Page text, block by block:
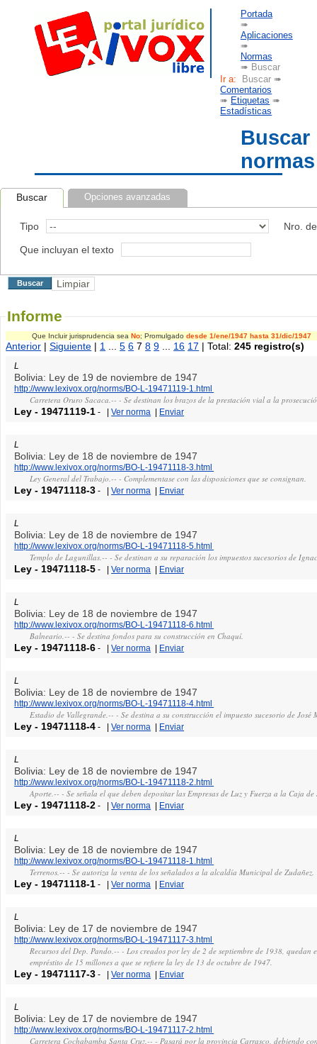
Portada
➠
Aplicaciones
➠
Normas
➠ Buscar
Ir a: Buscar ➠
Comentarios
➠ Etiquetas ➠
Estadísticas
Buscar
normas
Buscar Opciones avanzadas
Tipo Nro.
Que incluyan el texto
Informe
Que Incluir jurisprudencia sea No; Promulgado desde 1/ene/1947 hasta 31/dic/1947
Anterior |Siguiente | 1 ...5 6 78 9 16 17 | Total:245 registro(s)
L
Bolivia: Ley de 19 de noviembre de 1947
http://www.lexivox.org/norms/BO-L-19471119-1.html
Carretera Oruro Sacaca.-- - Se destinan los brazos de la prestación vial a la
Ley - 19471119-1 - |Ver norma | Enviar
L
Bolivia: Ley de 18 de noviembre de 1947
http://www.lexivox.org/norms/BO-L-19471118-3.html
Ley General del Trabajo.-- - Complementase con las disposiciones que se consignan.
Ley - 19471118-3 - |Ver norma | Enviar
L
Bolivia: Ley de 18 de noviembre de 1947
http://www.lexivox.org/norms/BO-L-19471118-5.html
Templo de Lagunillas.-- - Se destinan a su reparación los impuestos sucesorios de
Ley - 19471118-5 - |Ver norma | Enviar
L
Bolivia: Ley de 18 de noviembre de 1947
http://www.lexivox.org/norms/BO-L-19471118-6.html
Balneario.-- - Se destina fondos para su construcción en Chaquí.
Ley - 19471118-6 - |Ver norma | Enviar
L
Bolivia: Ley de 18 de noviembre de 1947
http://www.lexivox.org/norms/BO-L-19471118-4.html
Estadio de Vallegrande.-- - Se destina a su construcción el impuesto sucesorio de José
Ley - 19471118-4 - |Ver norma | Enviar
L
Bolivia: Ley de 18 de noviembre de 1947
http://www.lexivox.org/norms/BO-L-19471118-2.html
Aporte.-- - Se señala el que deben depositar las Empresas de Luz y Fuerza a la Caja
Ley - 19471118-2 - |Ver norma | Enviar
L
Bolivia: Ley de 18 de noviembre de 1947
http://www.lexivox.org/norms/BO-L-19471118-1.html
Terrenos.-- - Se autoriza la venta de los señalados a la alcaldía Municipal de Zudañez.
Ley - 19471118-1 - |Ver norma | Enviar
L
Bolivia: Ley de 17 de noviembre de 1947
http://www.lexivox.org/norms/BO-L-19471117-3.html
Recursos del Dep. Pando.-- - Los creados por ley de 2 de septiembre de 1938,
empréstito de 15 millones a que se refiere la ley de 13 de octubre de 1947.
Ley - 19471117-3 - |Ver norma | Enviar
L
Bolivia: Ley de 17 de noviembre de 1947
http://www.lexivox.org/norms/BO-L-19471117-2.html
Carretera Cochabamba Santa Cruz.-- - Pasará por la provincia Carrasco, debiendo